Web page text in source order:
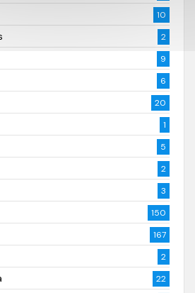
10
2
9
6
20
1
5
2
3
150
167
2
22